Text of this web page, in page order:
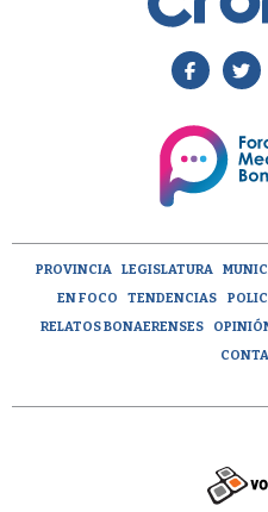
PROVINCIA LEGISLATURA
EN FOCO
TENDENCIAS
RELATOS BONAERENSES